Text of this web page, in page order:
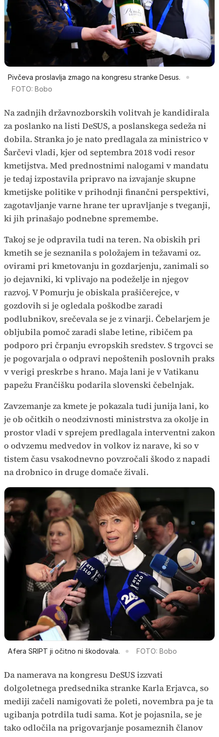
Pivčeva proslavlja zmago na kongresu stranke Desus.
FOTO: Bobo
Na zadnjih državnozborskih volitvah je kandidirala
za poslanko na listi DeSUS, a poslanskega sedeža ni
dobila. Stranka jo je nato predlagala za ministrico v
Šarčevi vladi, kjer od septembra 2018 vodi resor
kmetijstva. Med prednostnimi nalogami v mandatu
je tedaj izpostavila pripravo na izvajanje skupne
kmetijske politike v prihodnji finančni perspektivi,
zagotavljanje varne hrane ter upravljanje s tveganji,
ki jih prinašajo podnebne spremembe.
Takoj se je odpravila tudi na teren. Na obiskih pri
kmetih se je seznanila s položajem in težavami oz.
ovirami pri kmetovanju in gozdarjenju, zanimali so
jo dejavniki, ki vplivajo na podeželje in njegov
razvoj. V Pomurju je obiskala prašičerejce, v
gozdovih si je ogledala poškodbe zaradi
podlubnikov, srečevala se je z vinarji. Čebelarjem je
obljubila pomoč zaradi slabe letine, ribičem pa
podporo pri črpanju evropskih sredstev. S trgovci se
je pogovarjala o odpravi nepoštenih poslovnih praks
v verigi preskrbe s hrano. Maja lani je v Vatikanu
papežu Frančišku podarila slovenski čebelnjak.
Zavzemanje za kmete je pokazala tudi junija lani, ko
je ob očitkih o neodzivnosti ministrstva za okolje in
prostor vladi v sprejem predlagala interventni zakon
o odvzemu medvedov in volkov iz narave, ki so v
tistem času vsakodnevno povzročali škodo z napadi
na drobnico in druge domače živali.
Afera SRIPT ji očitno ni škodovala​​​​​​​. FOTO: Bobo
Da namerava na kongresu DeSUS izzvati
dolgoletnega predsednika stranke Karla Erjavca, so
mediji začeli namigovati že poleti, novembra pa je ta
ugibanja potrdila tudi sama. Kot je pojasnila, se je
tako odločila na prigovarjanje posameznih članov